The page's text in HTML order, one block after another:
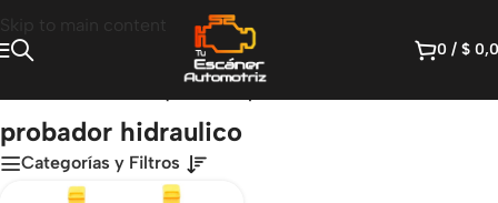
Skip to main content
0 / $
probador hidraulico
Categorías y Filtros